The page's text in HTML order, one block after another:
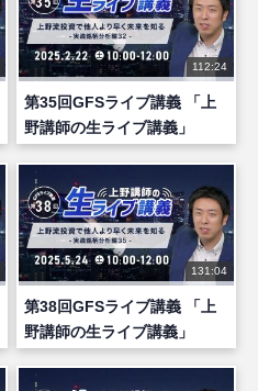
112:24
第35回GFSライブ講義 「上
野講師の生ライブ講義」
131:04
第38回GFSライブ講義 「上
野講師の生ライブ講義」